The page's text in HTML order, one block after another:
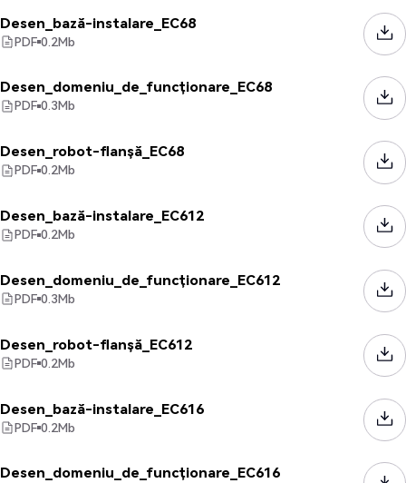
Desen_bază-instalare_EC68
PDF 0.2Mb
Desen_domeniu_de_funcționare_EC68
PDF 0.3Mb
Desen_robot-flanșă_EC68
PDF 0.2Mb
Desen_bază-instalare_EC612
PDF 0.2Mb
Desen_domeniu_de_funcționare_EC612
PDF 0.3Mb
Desen_robot-flanșă_EC612
PDF 0.2Mb
Desen_bază-instalare_EC616
PDF 0.2Mb
Desen_domeniu_de_funcționare_EC616